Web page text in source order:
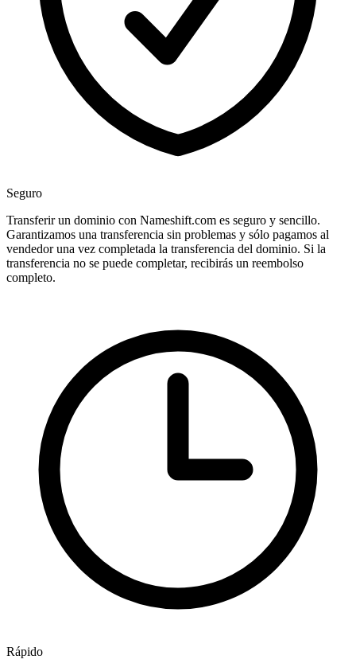
Seguro
Transferir un dominio con Nameshift.com es seguro y sencillo.
Garantizamos una transferencia sin problemas y sólo pagamos al
vendedor una vez completada la transferencia del dominio. Si la
transferencia no se puede completar, recibirás un reembolso
completo.
Rápido